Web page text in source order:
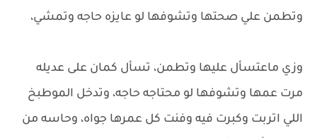
وتطمن علي صحتها وتشوفها لو عايزه حاجه وتمشي،
وزي ماعتسأل عليها وتطمن، تسأل كمان على عديله
مرت عمها وتشوفها لو محتاجه حاجه، وتدخل الموطبخ
اللي اتربت وكبرت فيه وفنت كل عمرها جواه، وحاسه من